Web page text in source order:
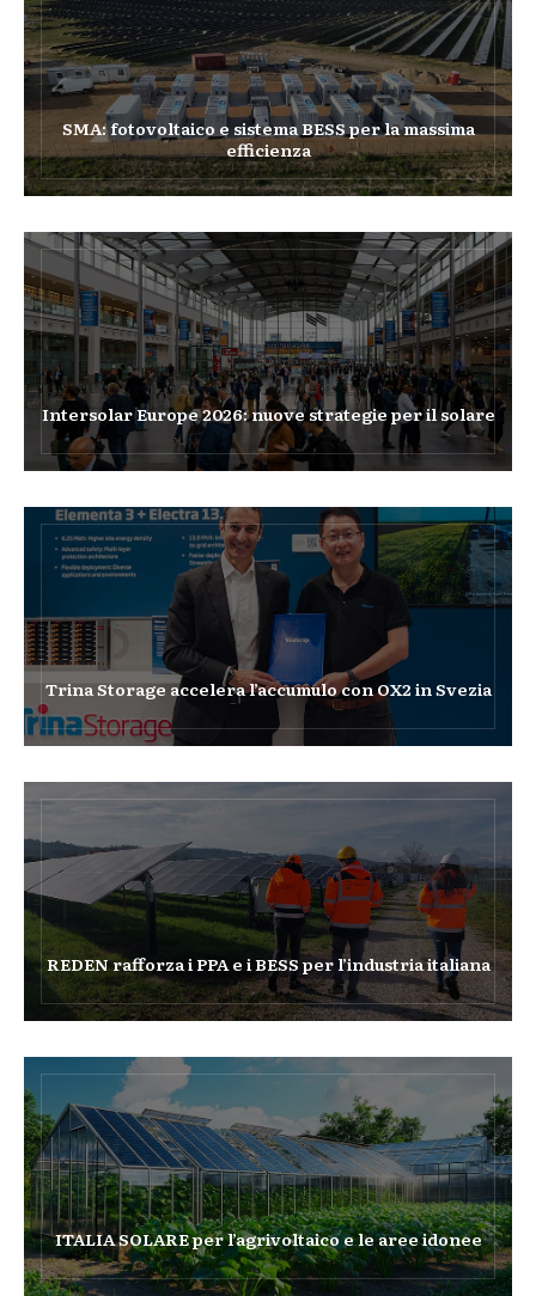
SMA: fotovoltaico e sistema BESS per la massima
efficienza
Intersolar Europe 2026: nuove strategie per il solare
Trina Storage accelera l’accumulo con OX2 in Svezia
REDEN rafforza i PPA e i BESS per l’industria italiana
ITALIA SOLARE per l’agrivoltaico e le aree idonee